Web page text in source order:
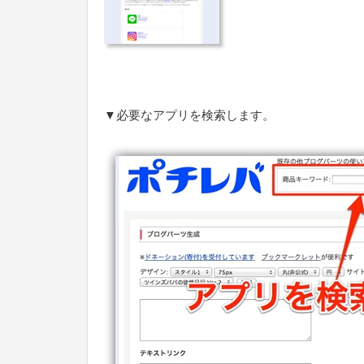
▼必要なアプリを検索します。